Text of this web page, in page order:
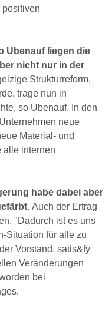
positiven
Ubenauf liegen die
nicht nur in der
Strukturreform,
trage nun in
so Ubenauf. In den
neue
Material- und
alle internen
habe dabei aber
Auch der Ertrag
"Dadurch ist es uns
Situation für alle zu
Vorstand. satis&fy
Veränderungen
bei